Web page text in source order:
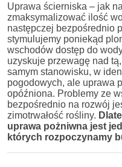
Uprawa ścierniska – jak
zmaksymalizować ilość
następczej bezpośrednio
stymulujemy poniekąd
wschodów dostęp do
uzyskuje przewagę nad
samym stanowisku, w
pogodowych, ale uprawa
opóźniona. Problemy ze
bezpośrednio na rozwój
zimotrwałość rośliny.
uprawa pożniwna jest
których rozpoczynamy